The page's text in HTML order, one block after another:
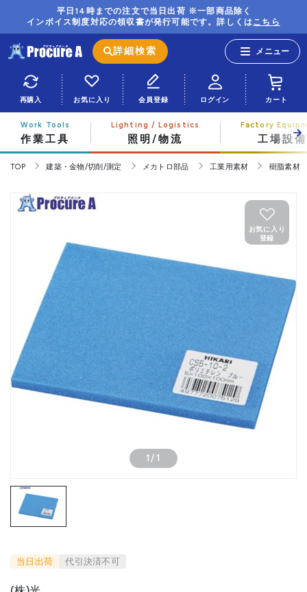
平日14時までの注文で当日出荷 ※一部商品除く
インボイス制度対応の領収書が発行可能です。詳しくはこちら
詳細検索
再購入 お気に入り 会員登録 ログイン カート
作業工具 照明/物流 工場設備
TOP 建築・金物/切削/測定 メカトロ部品 工業用素材 樹脂素材
1 / 1
お気に入り
登録
当日出荷 代引決済不可